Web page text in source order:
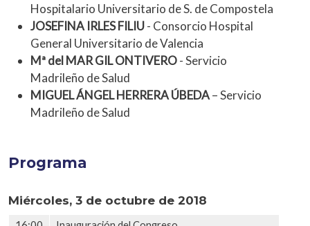
Hospitalario Universitario de S. de Compostela
JOSEFINA IRLES FILIU- Consorcio Hospital
General Universitario de Valencia
Mª del MAR GIL ONTIVERO- Servicio
Madrileño de Salud
MIGUEL ÁNGEL HERRERA ÚBEDA– Servicio
Madrileño de Salud
Programa
Miércoles, 3 de octubre de 2018